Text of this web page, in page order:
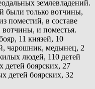
землевладений.
были только вотчины,
поместий, в составе
и поместья.
11 князей, 10
чарошник, медынец, 2
людей, 110 детей
детей боярских, 27
детей боярских, 32